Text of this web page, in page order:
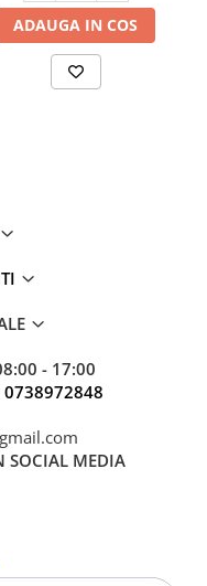
ADAUGA IN COS
- 17:00
0738972848
SOCIAL MEDIA